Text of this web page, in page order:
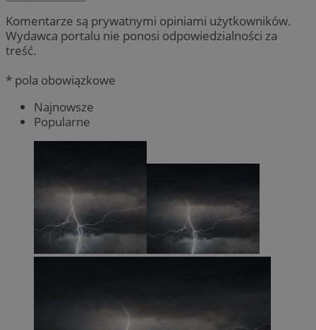
Komentarze są prywatnymi opiniami użytkowników.
Wydawca portalu nie ponosi odpowiedzialności za
treść.
* pola obowiązkowe
Najnowsze
Popularne